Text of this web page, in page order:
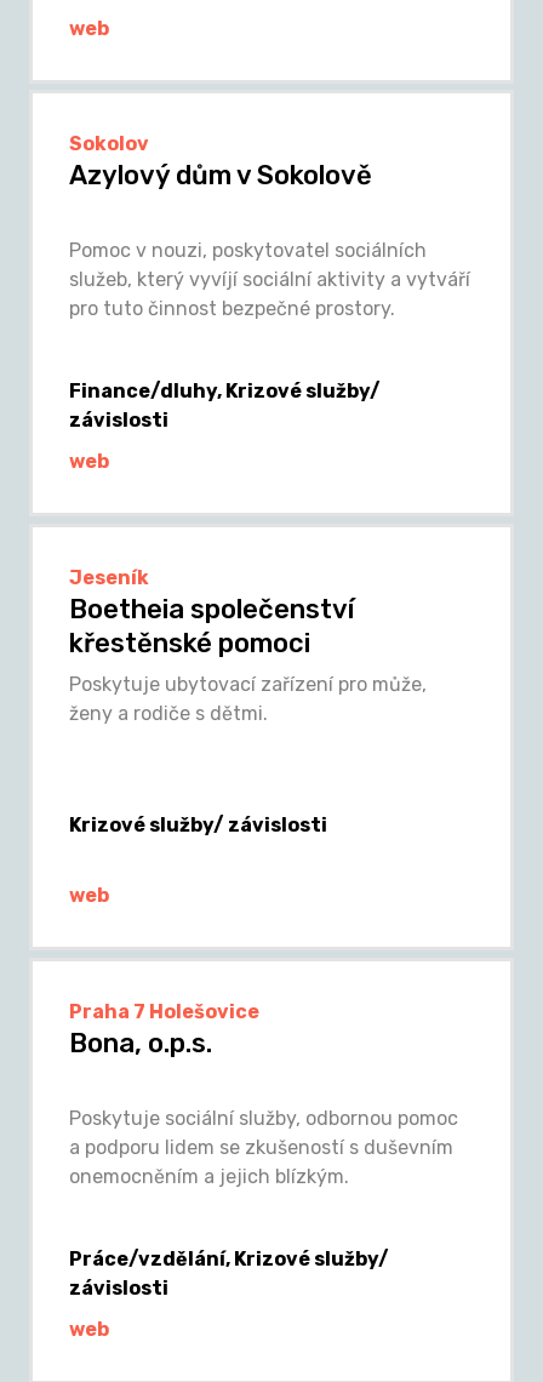
web
Sokolov
Azylový dům v Sokolově
Pomoc v nouzi, poskytovatel sociálních
služeb, který vyvíjí sociální aktivity a vytváří
pro tuto činnost bezpečné prostory.
Finance/dluhy, Krizové služby/
závislosti
web
Jeseník
Boetheia společenství
křestěnské pomoci
Poskytuje ubytovací zařízení pro může,
ženy a rodiče s dětmi.
Krizové služby/ závislosti
web
Praha 7 Holešovice
Bona, o.p.s.
Poskytuje sociální služby, odbornou pomoc
a podporu lidem se zkušeností s duševním
onemocněním a jejich blízkým.
Práce/vzdělání, Krizové služby/
závislosti
web